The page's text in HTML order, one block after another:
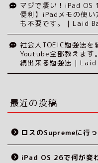
マジで凄い！iPad OS
便利】iPadメモの使い
も不要です。 | Laid
社会人TOEIC勉強法を
Youtube全部教えます。
続出来る勉強法 |
最近の投稿
ロスのSupremeに行
iPad OS 26で何が変